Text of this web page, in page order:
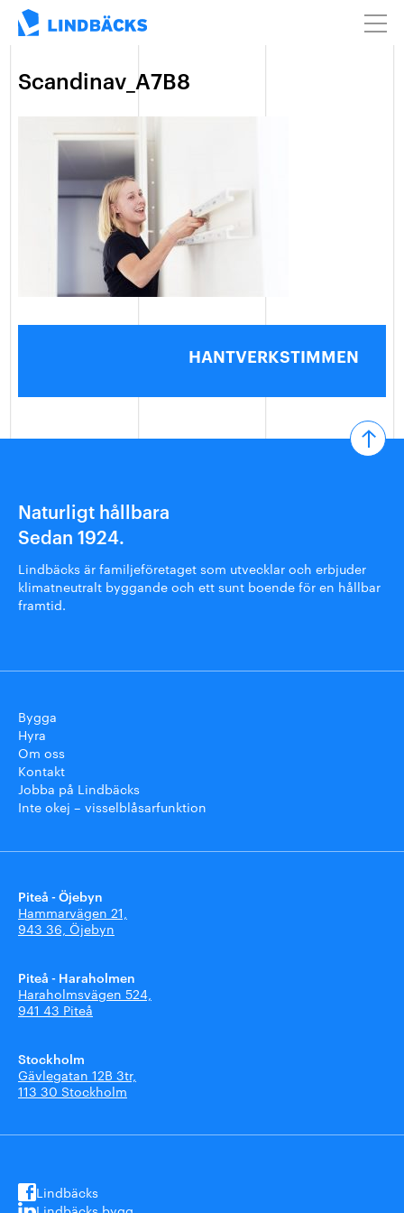
HANTVERKSTIMMEN
Scandinav_A7B8
Naturligt hållbara
Sedan 1924.
Lindbäcks är familjeföretaget som utvecklar och erbjuder
klimatneutralt byggande och ett sunt boende för en hållbar
framtid.
Bygga
Hyra
Om oss
Kontakt
Jobba på Lindbäcks
Inte okej – visselblåsarfunktion
Piteå - Öjebyn
Hammarvägen 21,
943 36, Öjebyn
Piteå - Haraholmen
Haraholmsvägen 524,
941 43 Piteå
Stockholm
Gävlegatan 12B 3tr,
113 30 Stockholm
Lindbäcks